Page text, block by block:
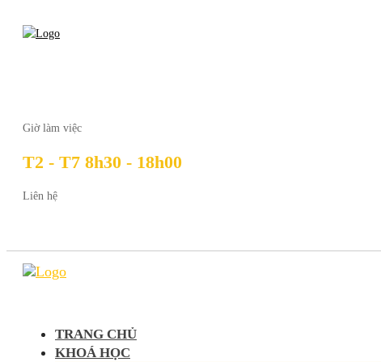
Giờ làm việc
T2 - T7 8h30 - 18h00
Liên hệ
TRANG CHỦ
KHOÁ HỌC